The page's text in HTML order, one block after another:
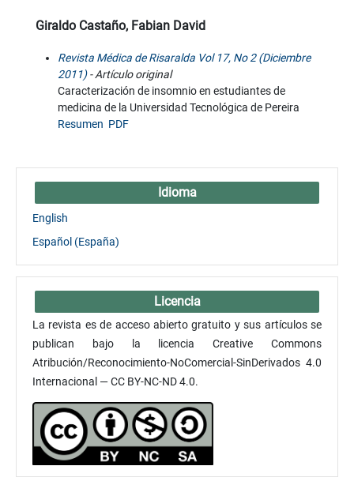
Giraldo Castaño, Fabian David
Revista Médica de Risaralda Vol 17, No 2 (Diciembre
2011)- Artículo original
Caracterización de insomnio en estudiantes de
medicina de la Universidad Tecnológica de Pereira
Resumen PDF
Idioma
English
Español (España)
Licencia
La revista es de acceso abierto gratuito y sus artículos se
publican bajo la licencia Creative Commons
Atribución/Reconocimiento-NoComercial-SinDerivados 4.0
Internacional — CC BY-NC-ND 4.0.